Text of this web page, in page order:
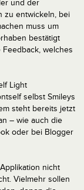
und der
zu entwickeln, bei
muss um
bestätigt
welches
Light
selbst Smileys
steht bereits jetzt
– wie auch die
oder bei Blogger
nicht
Vielmehr sollen